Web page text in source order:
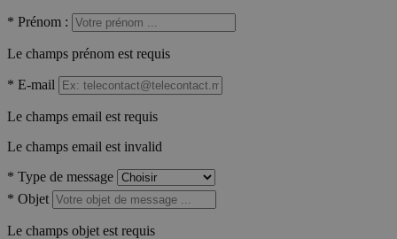
* Prénom :
Le champs prénom est requis
* E-mail
Le champs email est requis
Le champs email est invalid
* Type de message
* Objet
Le champs objet est requis